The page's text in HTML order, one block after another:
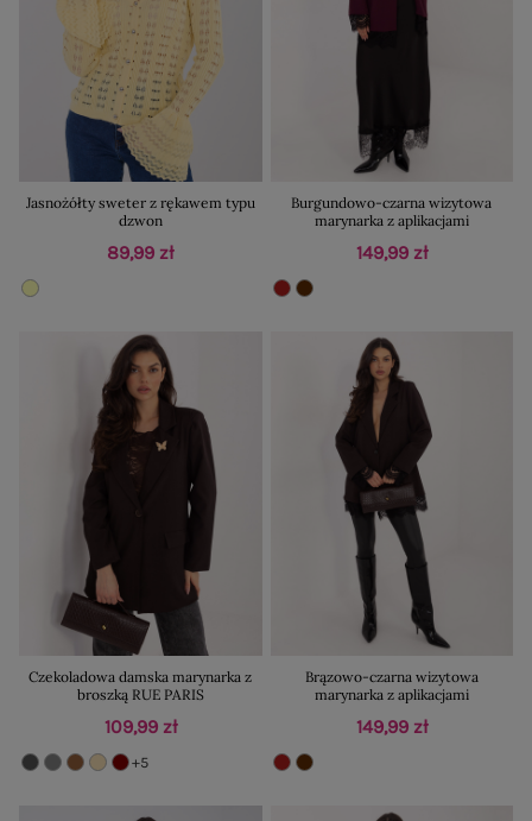
Jasnożółty sweter z rękawem typu
dzwon
89,99 zł
Burgundowo-czarna wizytowa
marynarka z aplikacjami
149,99 zł
Czekoladowa damska marynarka z
broszką RUE PARIS
109,99 zł
+5
Brązowo-czarna wizytowa
marynarka z aplikacjami
149,99 zł